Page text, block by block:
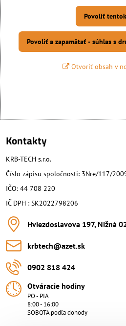
Povoliť
Povoliť a zapamätať - súhlas s
Otvoriť obsah v
Kontakty
KRB-TECH s.r.o.
Číslo zápisu spoločnosti: 3Nre/117/
IČO: 44 708 220
IČ DPH : SK2022798206
Hviezdoslavova 197, Nižná
krbtech​@azet​.sk
0902 818 424
Otváracie hodiny
PO - PIA
8:00 - 16:00
SOBOTA podľa dohody